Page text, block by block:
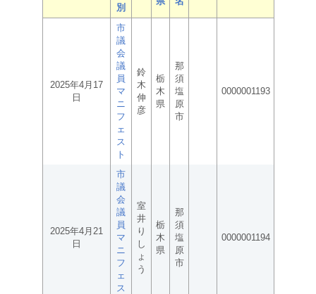
別
2025年4月17
日
市
議
会
議
員
マ
ニ
フ
ェ
ス
ト
鈴
木
伸
彦
栃
木
県
那
須
塩
原
市
0000001193
2025年4月21
日
市
議
会
議
員
マ
ニ
フ
ェ
ス
室
井
り
し
ょ
う
栃
木
県
那
須
塩
原
市
0000001194